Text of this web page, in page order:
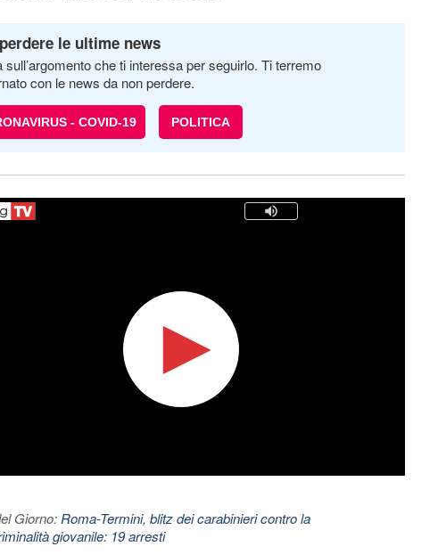
le ultime news
sull’argomento che ti interessa per seguirlo. Ti terremo
con le news da non perdere.
- COVID-19 POLITICA
Giorno: Roma-Termini, blitz dei carabinieri contro la
giovanile: 19 arresti